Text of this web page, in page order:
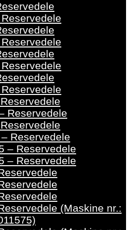
Reservedele
Reservedele
– Reservedele
– Reservedele
(Maskine nr.: